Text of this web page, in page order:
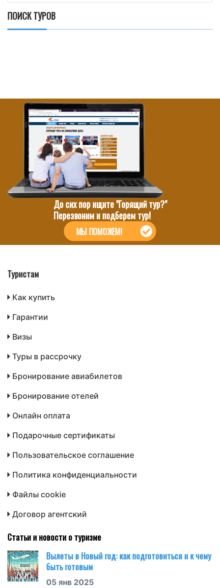
ПОИСК ТУРОВ
До сих пор ищите "Горящий тур?"
Перезвоним и подберем тур!
МЫ ПОМОЖЕМ!
Туристам
Как купить
Гарантии
Визы
Туры в рассрочку
Бронирование авиабилетов
Бронирование отелей
Онлайн оплата
Подарочные сертификаты
Пользовательское соглашение
Политика конфиденциальности
Файлы cookie
Договор агентский
Статьи и новости о туризме
Вылеты в Новый год: как подготовиться и к чему
быть готовым
05 янв 2025